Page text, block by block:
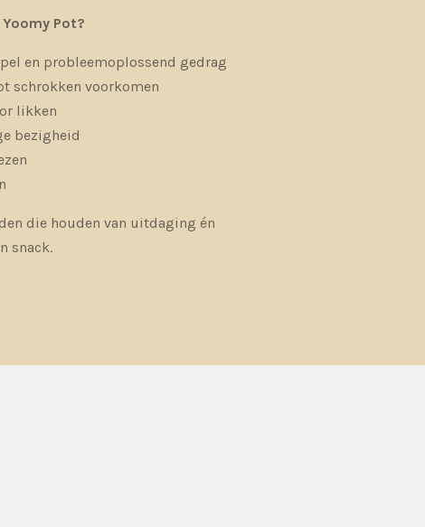
Pot?
en probleemoplossend gedrag
schrokken voorkomen
likken
bezigheid
die houden van uitdaging én
snack.